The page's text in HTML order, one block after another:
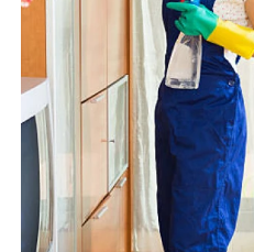
PORTARIAS ELETRÔNICAS
PORTARIAS INTELIGENTES
PORTARIAS REMOTAS
PORTARIAS TERCEIRIZADAS
PORTARIAS VIRTUAIS